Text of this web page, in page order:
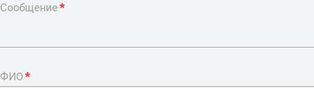
Сообщение*
ФИО*